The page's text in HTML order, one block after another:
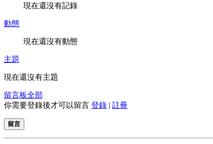
現在還沒有記錄
動態
現在還沒有動態
主題
現在還沒有主題
留言板全部
你需要登錄後才可以留言 登錄 | 註冊
留言